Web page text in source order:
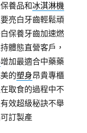
養品和冰淇淋機
亮白牙齒輕鬆頑
保養牙齒加速燃
體態直營客戶，
增加最適合中藥藥
的塑身昂貴專櫃
取食的過程中不
效超級秘訣不舉
訂製產